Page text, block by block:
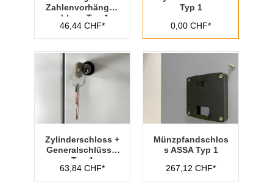
Zahlenvorhänges
chloss Typ 1
46,44 CHF*
Typ 1
0,00 CHF*
Zylinderschloss +
Generalschlüssel
Typ 1
63,84 CHF*
Münzpfandschlos
s ASSA Typ 1
267,12 CHF*